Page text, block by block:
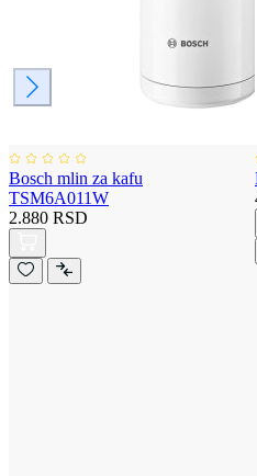
Bosch mlin za kafu
TSM6A011W
2.880 RSD